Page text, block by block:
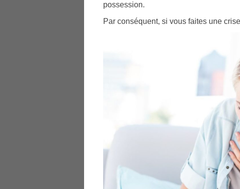
possession.
Par conséquent, si vous faites une